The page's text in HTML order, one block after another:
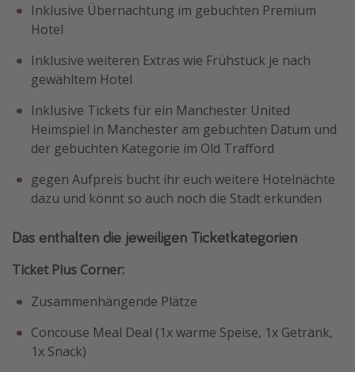
Inklusive Übernachtung im gebuchten Premium
Hotel
Inklusive weiteren Extras wie Frühstück je nach
gewähltem Hotel
Inklusive Tickets für ein Manchester United
Heimspiel in Manchester am gebuchten Datum und
der gebuchten Kategorie im Old Trafford
gegen Aufpreis bucht ihr euch weitere Hotelnächte
dazu und könnt so auch noch die Stadt erkunden
Das enthalten die jeweiligen Ticketkategorien
Ticket Plus Corner:
Zusammenhängende Plätze
Concouse Meal Deal (1x warme Speise, 1x Getränk,
1x Snack)